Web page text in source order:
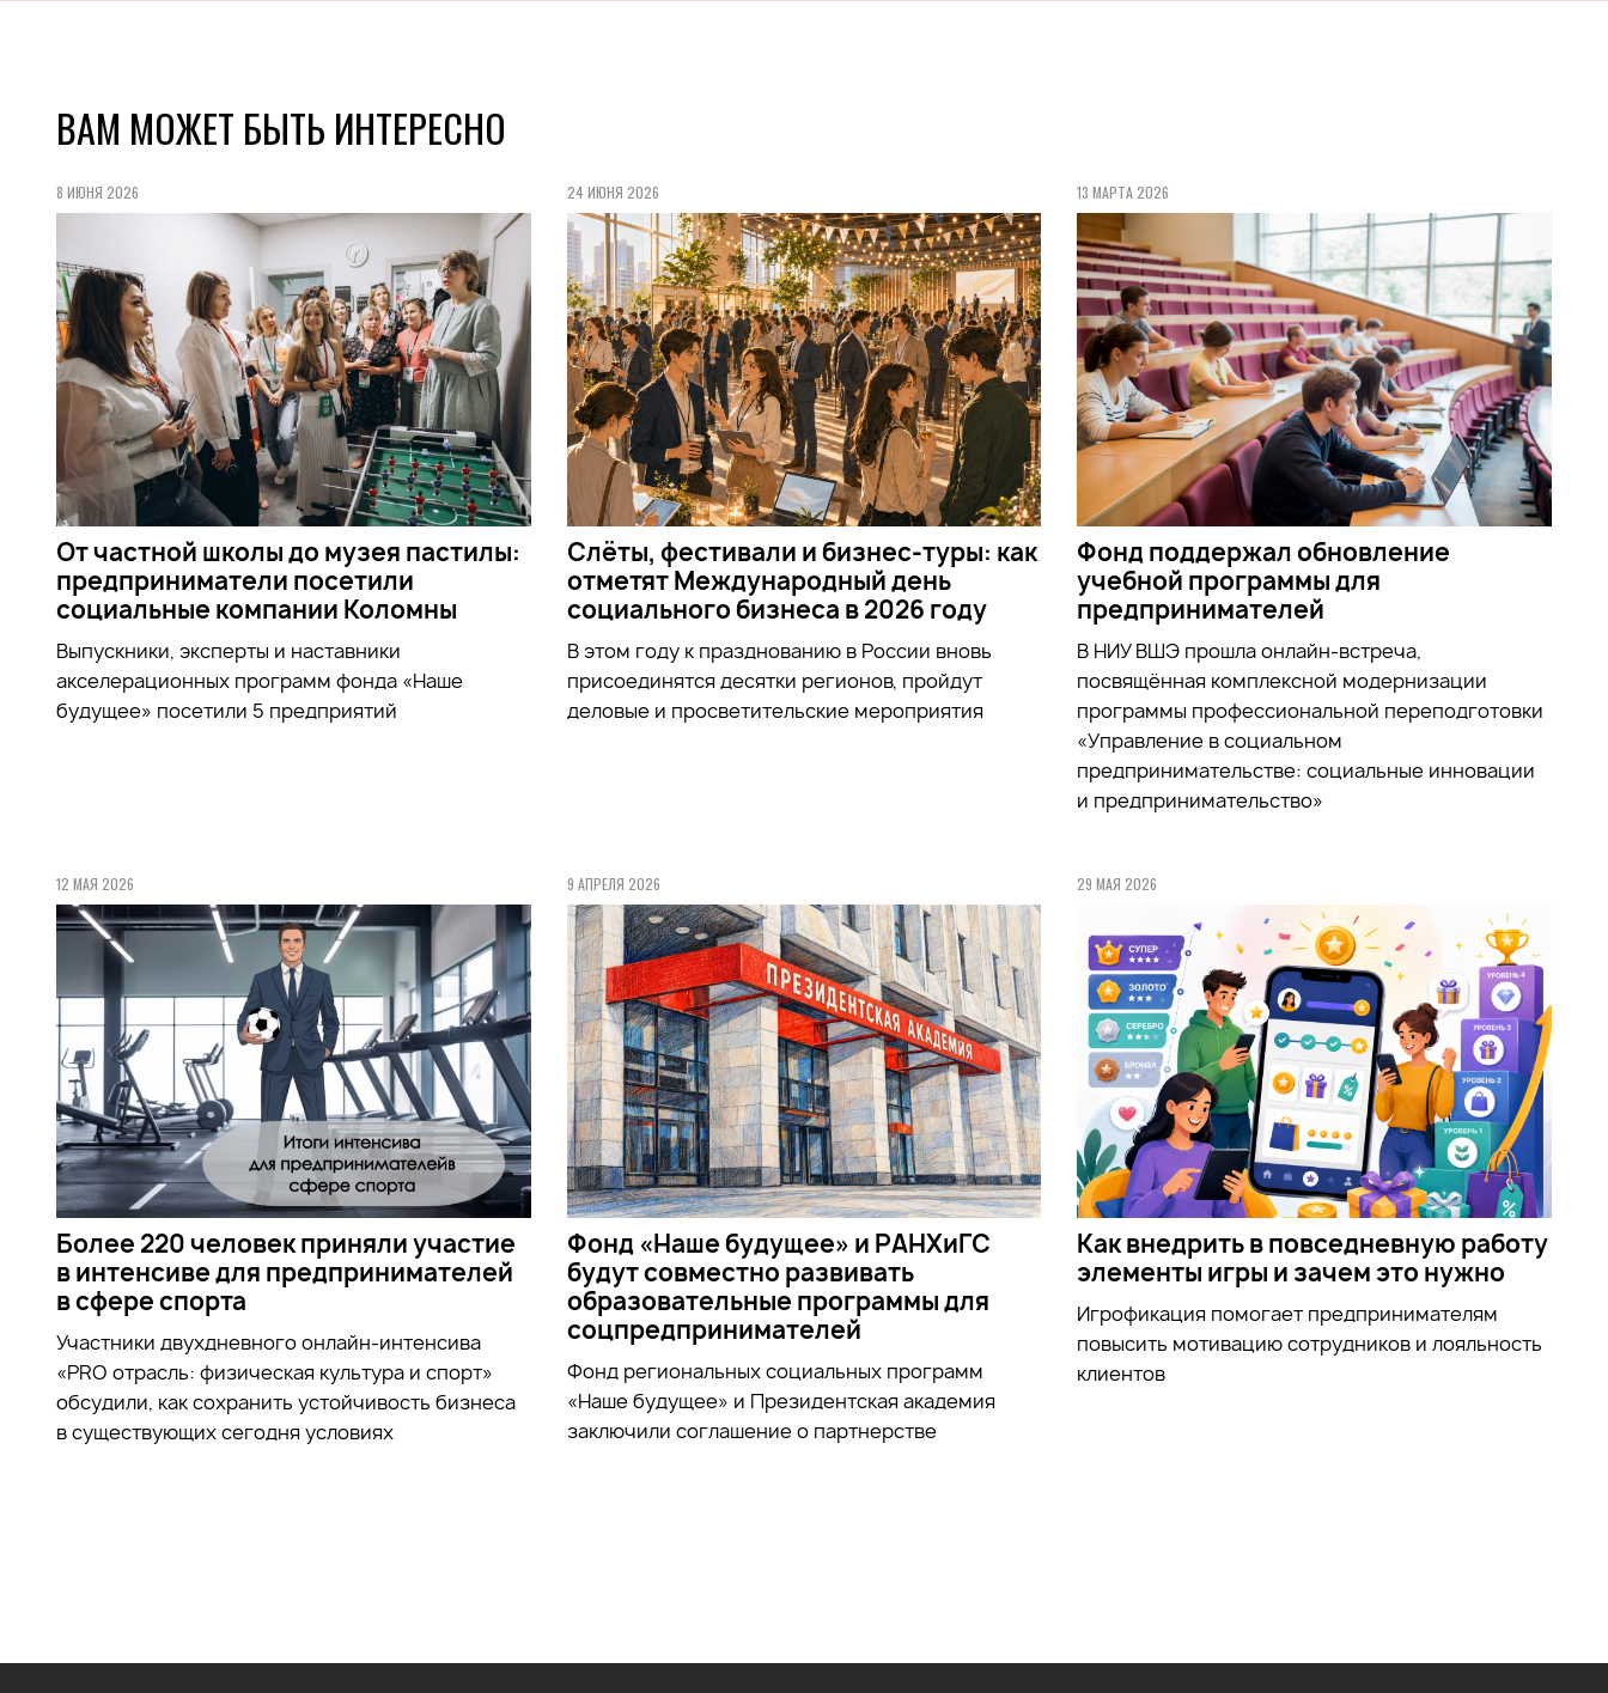
ВАМ МОЖЕТ БЫТЬ ИНТЕРЕСНО
8 ИЮНЯ 2026
От частной школы до музея пастилы:
предприниматели посетили
социальные компании Коломны
Выпускники, эксперты и наставники
акселерационных программ фонда «Наше
будущее» посетили 5 предприятий
24 ИЮНЯ 2026
Слёты, фестивали и бизнес-туры: как
отметят Международный день
социального бизнеса в 2026 году
В этом году к празднованию в России вновь
присоединятся десятки регионов, пройдут
деловые и просветительские мероприятия
13 МАРТА 2026
Фонд поддержал обновление
учебной программы для
предпринимателей
В НИУ ВШЭ прошла онлайн-встреча,
посвящённая комплексной модернизации
программы профессиональной переподготовки
«Управление в социальном
предпринимательстве: социальные инновации
и предпринимательство»
12 МАЯ 2026
Более 220 человек приняли участие
в интенсиве для предпринимателей
в сфере спорта
Участники двухдневного онлайн-интенсива
«PRO отрасль: физическая культура и спорт»
обсудили, как сохранить устойчивость бизнеса
в существующих сегодня условиях
9 АПРЕЛЯ 2026
Фонд «Наше будущее» и РАНХиГС
будут совместно развивать
образовательные программы для
соцпредпринимателей
Фонд региональных социальных программ
«Наше будущее» и Президентская академия
заключили соглашение о партнерстве
29 МАЯ 2026
Как внедрить в повседневную работу
элементы игры и зачем это нужно
Игрофикация помогает предпринимателям
повысить мотивацию сотрудников и лояльность
клиентов